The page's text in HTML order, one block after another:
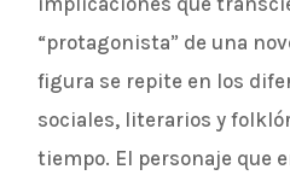
“protagonista” de una
figura se repite en los
sociales, literarios y
tiempo. El personaje que